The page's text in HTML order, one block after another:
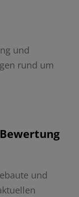
und
rund um
und